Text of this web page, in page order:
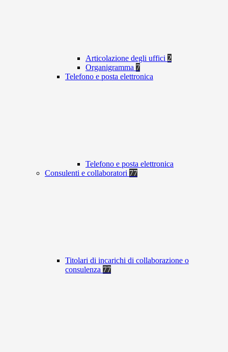
Articolazione degli uffici 2
Organigramma 7
Telefono e posta elettronica
Telefono e posta elettronica
Consulenti e collaboratori 77
Titolari di incarichi di collaborazione o
consulenza 77